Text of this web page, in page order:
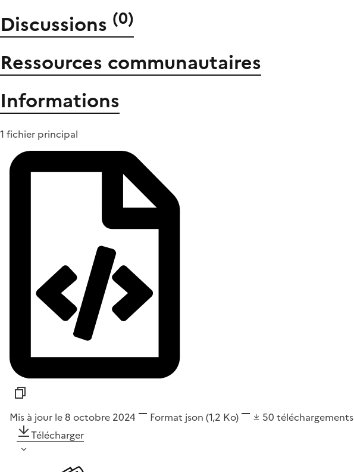
Discussions (0)
Ressources communautaires
Informations
1 fichier principal
Mis à jour le 8 octobre 2024 Format json (1,2 Ko) 50 téléchargements
Télécharger